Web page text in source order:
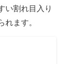
い割れ目入り
れます。